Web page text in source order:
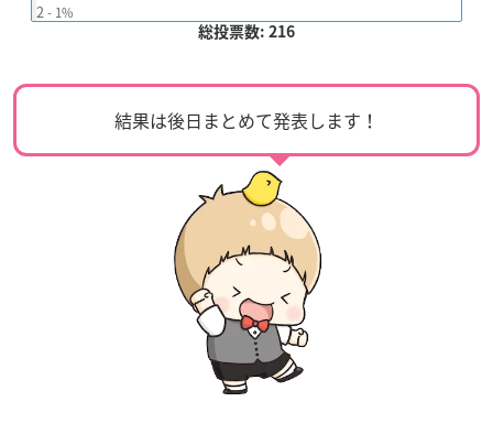
2 1%
総投票数: 216
結果は後日まとめて発表します！